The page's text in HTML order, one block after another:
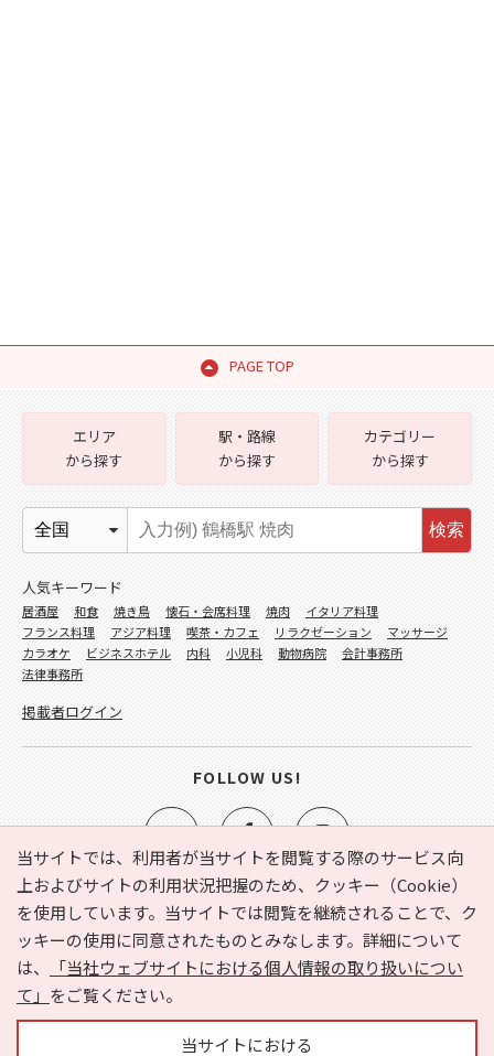
PAGE TOP
当サイトでは、利用者が当サイトを閲覧する際のサービス向
上およびサイトの利用状況把握のため、クッキー（Cookie）
を使用しています。当サイトでは閲覧を継続されることで、ク
ッキーの使用に同意されたものとみなします。詳細について
は、
「当社ウェブサイトにおける個人情報の取り扱いについ
て」 をご覧ください。
当サイトにおける
e-NAVITA（イーナビタ）とは？ お気に入り
ヘルプ
利用規約
個人情報の取り扱いについて
運営会社
サイトマップ
広告掲載に関するお問い合わせ
エリア
から探す
駅・路線
から探す
カテゴリー
から探す
検索
人気キーワード
居酒屋 和食 焼き鳥 懐石・会席料理 焼肉
イタリア料理
フランス料理
アジア料理 喫茶・カフェ リラクゼーション
マッサージ
カラオケ
ビジネスホテル 内科 小児科 動物病院
会計事務所
法律事務所
掲載者ログイン
FOLLOW US!